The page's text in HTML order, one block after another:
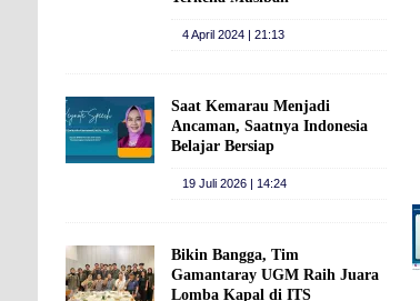
4 April 2024 | 21:13
Saat Kemarau Menjadi
Ancaman, Saatnya Indonesia
Belajar Bersiap
19 Juli 2026 | 14:24
Bikin Bangga, Tim
Gamantaray UGM Raih Juara
Lomba Kapal di ITS